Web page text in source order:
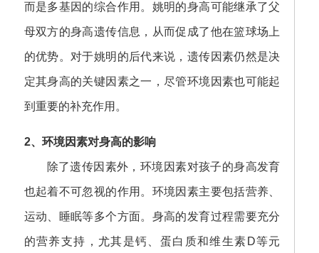
而是多基因的综合作用。姚明的身高可能继承了父
母双方的身高遗传信息，从而促成了他在篮球场上
的优势。对于姚明的后代来说，遗传因素仍然是决
定其身高的关键因素之一，尽管环境因素也可能起
到重要的补充作用。
2、环境因素对身高的影响
除了遗传因素外，环境因素对孩子的身高发育
也起着不可忽视的作用。环境因素主要包括营养、
运动、睡眠等多个方面。身高的发育过程需要充分
的营养支持，尤其是钙、蛋白质和维生素D等元